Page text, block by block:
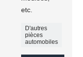
etc.
D'autres
pièces
automobiles